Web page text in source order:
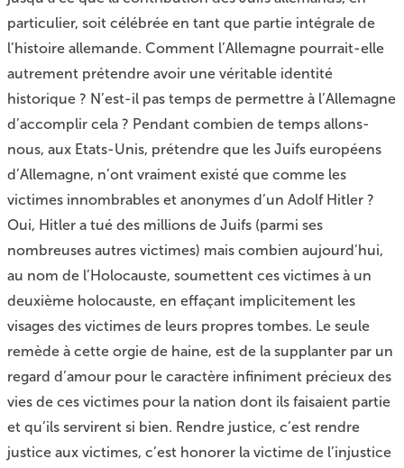
particulier, soit célébrée en tant que partie intégrale de
l’histoire allemande. Comment l’Allemagne pourrait-elle
autrement prétendre avoir une véritable identité
historique ? N’est-il pas temps de permettre à l’Allemagne
d’accomplir cela ? Pendant combien de temps allons-
nous, aux Etats-Unis, prétendre que les Juifs européens
d’Allemagne, n’ont vraiment existé que comme les
victimes innombrables et anonymes d’un Adolf Hitler ?
Oui, Hitler a tué des millions de Juifs (parmi ses
nombreuses autres victimes) mais combien aujourd’hui,
au nom de l’Holocauste, soumettent ces victimes à un
deuxième holocauste, en effaçant implicitement les
visages des victimes de leurs propres tombes. Le seule
remède à cette orgie de haine, est de la supplanter par un
regard d’amour pour le caractère infiniment précieux des
vies de ces victimes pour la nation dont ils faisaient partie
et qu’ils servirent si bien. Rendre justice, c’est rendre
justice aux victimes, c’est honorer la victime de l’injustice